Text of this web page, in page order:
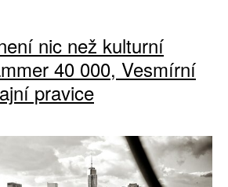
nic než kulturní
40 000, Vesmírní
pravice